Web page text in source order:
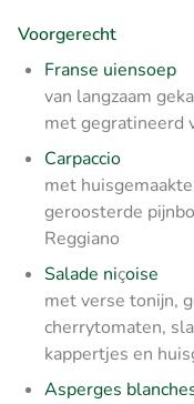
Voorgerecht
Franse uiensoep
van langzaam
met gegratineerd
Carpaccio
met
geroosterde
Reggiano
Salade niçoise
met verse tonijn,
cherrytomaten,
kappertjes en
Asperges